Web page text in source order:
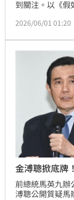
到關注。以《
宣告的申請時間
是保護他的尊嚴
2026/06/01 01:20
金溥聰掀底牌
前總統馬英九辦
溥聰公開質疑馬